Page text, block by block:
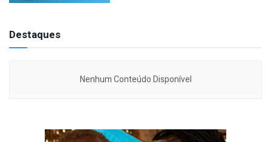
Destaques
Nenhum Conteúdo Disponível